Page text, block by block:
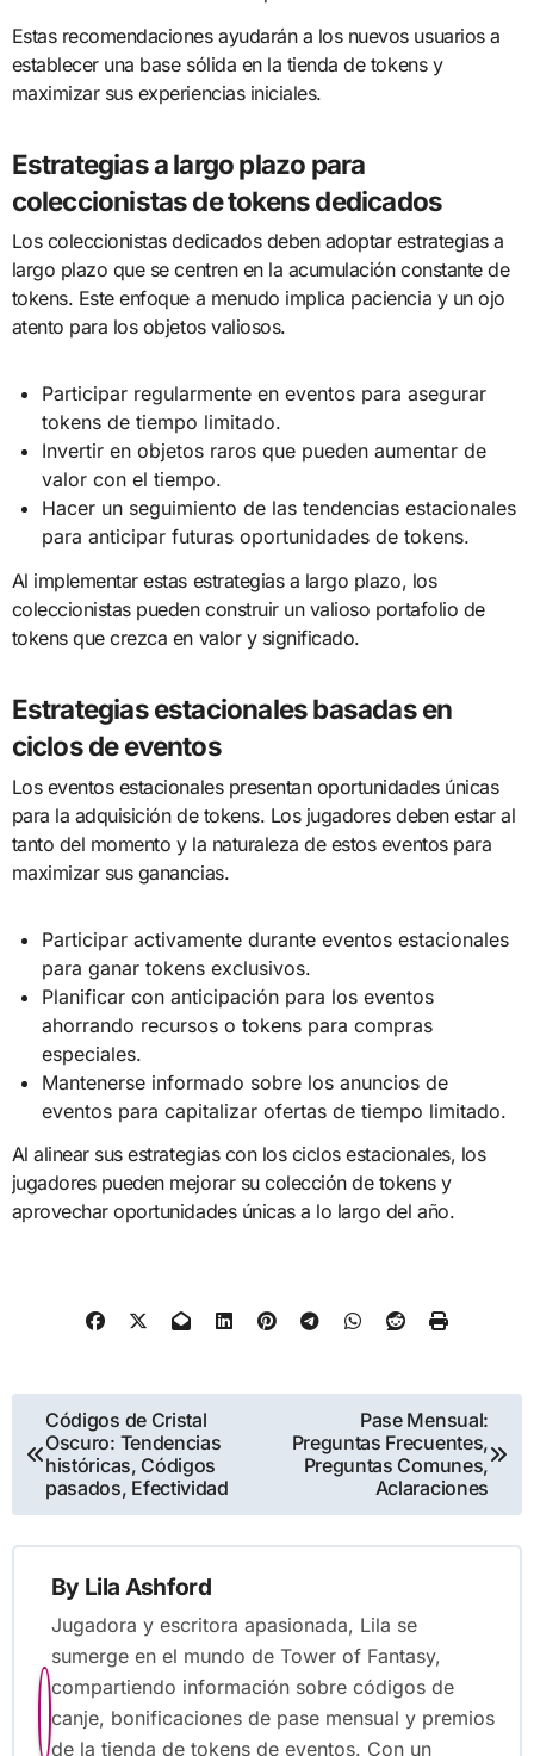
Estas recomendaciones ayudarán a los nuevos usuarios a
establecer una base sólida en la tienda de tokens y
maximizar sus experiencias iniciales.
Estrategias a largo plazo para
coleccionistas de tokens dedicados
Los coleccionistas dedicados deben adoptar estrategias a
largo plazo que se centren en la acumulación constante de
tokens. Este enfoque a menudo implica paciencia y un ojo
atento para los objetos valiosos.
Participar regularmente en eventos para asegurar
tokens de tiempo limitado.
Invertir en objetos raros que pueden aumentar de
valor con el tiempo.
Hacer un seguimiento de las tendencias estacionales
para anticipar futuras oportunidades de tokens.
Al implementar estas estrategias a largo plazo, los
coleccionistas pueden construir un valioso portafolio de
tokens que crezca en valor y significado.
Estrategias estacionales basadas en
ciclos de eventos
Los eventos estacionales presentan oportunidades únicas
para la adquisición de tokens. Los jugadores deben estar al
tanto del momento y la naturaleza de estos eventos para
maximizar sus ganancias.
Participar activamente durante eventos estacionales
para ganar tokens exclusivos.
Planificar con anticipación para los eventos
ahorrando recursos o tokens para compras
especiales.
Mantenerse informado sobre los anuncios de
eventos para capitalizar ofertas de tiempo limitado.
Al alinear sus estrategias con los ciclos estacionales, los
jugadores pueden mejorar su colección de tokens y
aprovechar oportunidades únicas a lo largo del año.
Post
navigation
Códigos de Cristal
Oscuro: Tendencias
históricas, Códigos
pasados, Efectividad
Pase Mensual:
Preguntas Frecuentes,
Preguntas Comunes,
Aclaraciones
By Lila Ashford
Jugadora y escritora apasionada, Lila se
sumerge en el mundo de Tower of Fantasy,
compartiendo información sobre códigos de
canje, bonificaciones de pase mensual y premios
de la tienda de tokens de eventos. Con un